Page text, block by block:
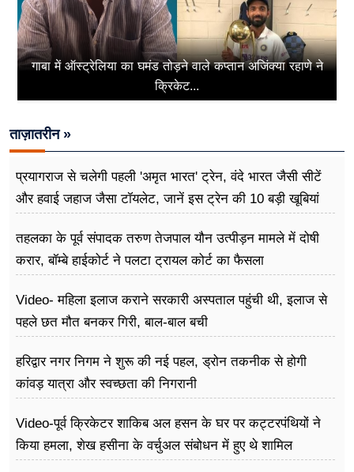
गाबा में ऑस्ट्रेलिया का घमंड तोड़ने वाले कप्तान अजिंक्या रहाणे ने
क्रिकेट...
ताज़ातरीन »
प्रयागराज से चलेगी पहली 'अमृत भारत' ट्रेन, वंदे भारत जैसी सीटें
और हवाई जहाज जैसा टॉयलेट, जानें इस ट्रेन की 10 बड़ी खूबियां
तहलका के पूर्व संपादक तरुण तेजपाल यौन उत्पीड़न मामले में दोषी
करार, बॉम्बे हाईकोर्ट ने पलटा ट्रायल कोर्ट का फैसला
Video- महिला इलाज कराने सरकारी अस्पताल पहुंची थी, इलाज से
पहले छत मौत बनकर गिरी, ​बाल-बाल बची
हरिद्वार नगर निगम ने शुरू की नई पहल, ड्रोन तकनीक से होगी
कांवड़ यात्रा और स्वच्छता की निगरानी
Video-पूर्व क्रिकेटर शाकिब अल हसन के घर पर कट्टरपंथियों ने
किया हमला, शेख हसीना के वर्चुअल संबोधन में हुए थे शामिल